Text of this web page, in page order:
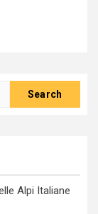
Alpi Italiane